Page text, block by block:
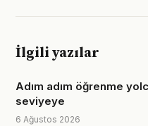
İlgili yazılar
Adım adım öğrenme
seviyeye
6 Ağustos 2026